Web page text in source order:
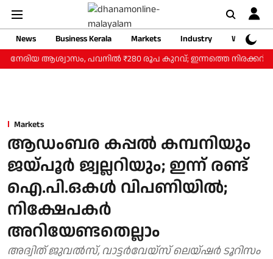
News Business Kerala Markets Industry
Web
ആശ്വാസം, പവനില്‍ ₹280 രൂപ കുറവ്; ഇന്നത്തെ നിരക്കറിയാം
Markets
ആഡംബര കപ്പൽ കമ്പനിയും
ജയ്പൂർ ജ്വല്ലറിയും; ഇന്ന് രണ്ട്
ഐ.പി.ഒകൾ വിപണിയിൽ;
നിക്ഷേപകർ
അറിയേണ്ടതെല്ലാം
അദ്വിത് ജുവൽസ്, വാട്ടർവേയ്സ് ലെയ്ഷർ ടൂറിസം